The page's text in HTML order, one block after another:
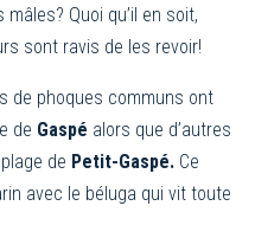
Quoi qu’il en soit,
sont ravis de les revoir!
de phoques communs ont
de Gaspé alors que d’autres
de Petit-Gaspé. Ce
avec le béluga qui vit toute